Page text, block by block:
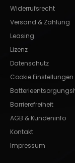
Widerrufsrecht
Versand & Zahlung
Leasing
Lizenz
Datenschutz
Cookie Einstellungen
Barrierefreiheit
AGB & Kundeninfo
Kontakt
Impressum